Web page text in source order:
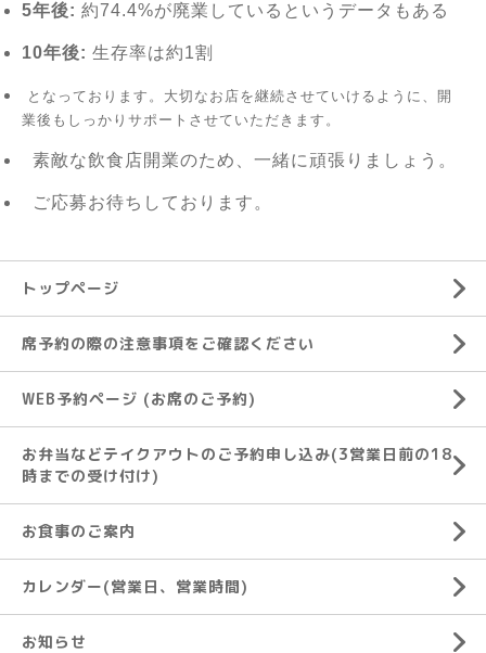
5年後: 約74.4%が廃業しているというデータもある
10年後: 生存率は約1割
となっております。大切なお店を継続させていけるように、開
業後もしっかりサポートさせていただきます。
素敵な飲食店開業のため、一緒に頑張りましょう。
ご応募お待ちしております。
トップページ
席予約の際の注意事項をご確認ください
WEB予約ページ (お席のご予約)
お弁当などテイクアウトのご予約申し込み(3営業日前の18
時までの受け付け)
お食事のご案内
カレンダー(営業日、営業時間)
お知らせ